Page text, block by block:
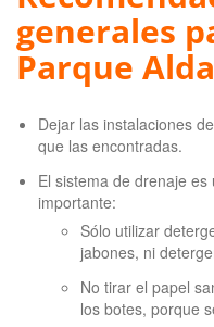
generales
Parque
Dejar las instalaciones
que las encontradas.
El sistema de drenaje
importante:
Sólo utilizar
jabones, ni
No tirar el papel
los botes, porque